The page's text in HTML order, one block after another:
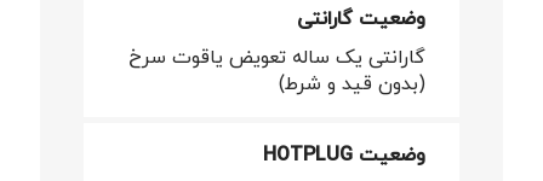
وضعیت گارانتی
گارانتی یک ساله تعویض یاقوت سرخ
(بدون قید و شرط)
وضعیت HOTPLUG